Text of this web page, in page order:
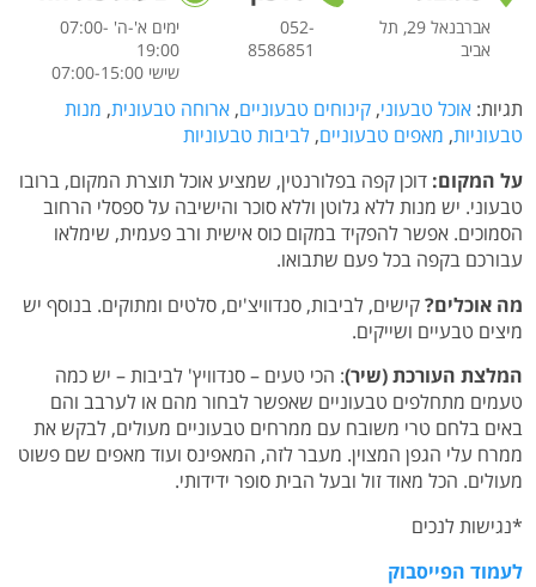
אברבנאל 29, תל
אביב
052-
8586851‏
ימים א'-ה' 07:00-
19:00
שישי 07:00-15:00
תגיות: אוכל טבעוני, קינוחים טבעוניים, ארוחה טבעונית, מנות
טבעוניות, מאפים טבעוניים, לביבות טבעוניות
על המקום: דוכן קפה בפלורנטין, שמציע אוכל תוצרת המקום, ברובו
טבעוני. יש מנות ללא גלוטן וללא סוכר והישיבה על ספסלי הרחוב
הסמוכים. אפשר להפקיד במקום כוס אישית ורב פעמית, שימלאו
עבורכם בקפה בכל פעם שתבואו.
מה אוכלים?קישים, לביבות, סנדוויצ'ים, סלטים ומתוקים. בנוסף יש
מיצים טבעיים ושייקים.
המלצת העורכת (שיר): הכי טעים – סנדוויץ' לביבות – יש כמה
טעמים מתחלפים טבעוניים שאפשר לבחור מהם או לערבב והם
באים בלחם טרי משובח עם ממרחים טבעוניים מעולים, לבקש את
ממרח עלי הגפן המצוין. מעבר לזה, המאפינס ועוד מאפים שם פשוט
מעולים. הכל מאוד זול ובעל הבית סופר ידידותי.
*נגישות לנכים
לעמוד הפייסבוק